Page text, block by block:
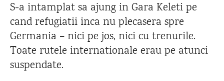
S-a intamplat sa ajung in Gara Keleti pe
cand refugiatii inca nu plecasera spre
Germania – nici pe jos, nici cu trenurile.
Toate rutele internationale erau pe atunci
suspendate.